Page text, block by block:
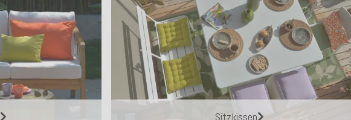
Sitzkissen